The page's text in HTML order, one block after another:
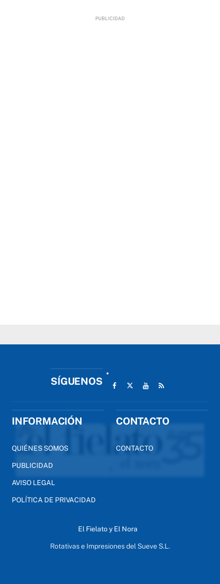
SÍGUENOS
INFORMACIÓN
QUIÉNES SOMOS
PUBLICIDAD
AVISO LEGAL
POLÍTICA DE PRIVACIDAD
CONTACTO
CONTACTO
El Fielato y El Nora
Rotativas e Impresiones del Sueve S.L.